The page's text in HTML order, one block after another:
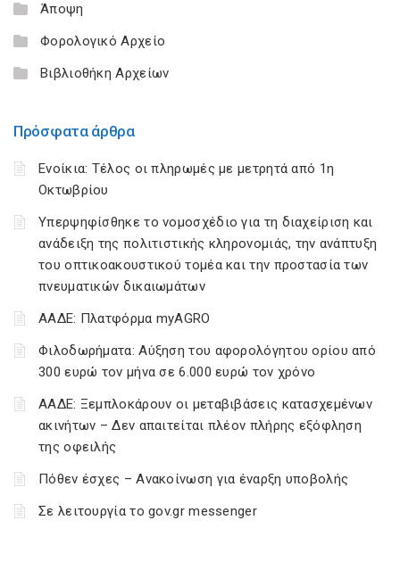
Άποψη
Φορολογικό Αρχείο
Βιβλιοθήκη Αρχείων
Πρόσφατα άρθρα
Ενοίκια: Τέλος οι πληρωμές με μετρητά από 1η
Οκτωβρίου
Υπερψηφίσθηκε το νομοσχέδιο για τη διαχείριση και
ανάδειξη της πολιτιστικής κληρονομιάς, την ανάπτυξη
του οπτικοακουστικού τομέα και την προστασία των
πνευματικών δικαιωμάτων
ΑΑΔΕ: Πλατφόρμα myAGRO
Φιλοδωρήματα: Αύξηση του αφορολόγητου ορίου από
300 ευρώ τον μήνα σε 6.000 ευρώ τον χρόνο
ΑΑΔΕ: Ξεμπλοκάρουν οι μεταβιβάσεις κατασχεμένων
ακινήτων – Δεν απαιτείται πλέον πλήρης εξόφληση
της οφειλής
Πόθεν έσχες – Ανακοίνωση για έναρξη υποβολής
Σε λειτουργία το gov.gr messenger